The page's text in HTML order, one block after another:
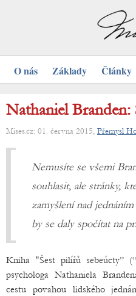
O nás Základy Články
Nathaniel Branden:
Mises.cz: 01. června 2015, Přemysl
Nemusíte se všemi
souhlasit, ale stránky,
zamyšlení nad
by se daly spočítat na
Kniha "Šest pilířů sebeúcty”
psychologa Nathaniela
cestu povahou lidského